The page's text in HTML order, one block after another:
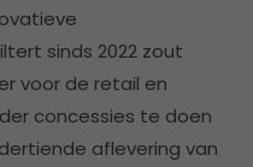
sinds 2022 zout
voor de retail en
concessies te doen
aflevering van